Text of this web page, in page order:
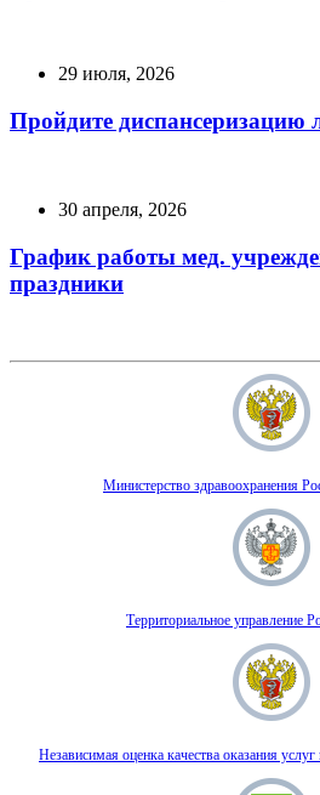
29 июля, 2026
Пройдите диспансеризацию
30 апреля, 2026
График работы мед.
праздники
Министерство здравоохранения
Территориальное управление
Независимая оценка качества оказания